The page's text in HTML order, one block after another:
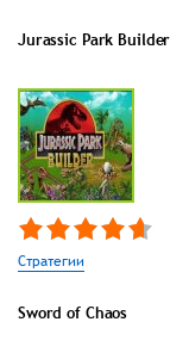
Jurassic Park Builder
Стратегии
Sword of Chaos